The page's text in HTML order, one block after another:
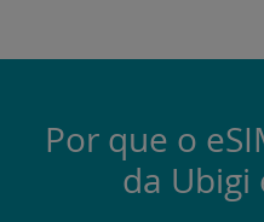
Por que o
da Ubigi